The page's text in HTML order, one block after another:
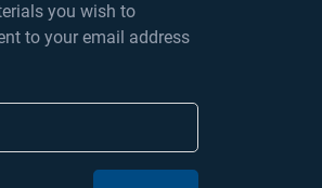
you wish to
to your email address